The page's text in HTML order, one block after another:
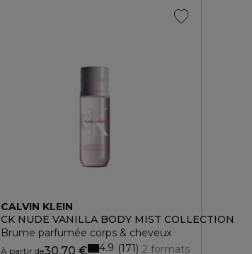
CALVIN KLEIN
CK NUDE VANILLA BODY MIST COLLECTION
Brume parfumée corps & cheveux
À partir de30,70 € 2 formats
4.9 171